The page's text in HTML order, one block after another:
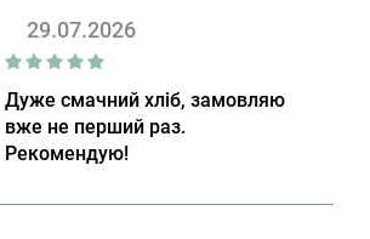
29.07.2026
Дуже смачний хліб, замовляю
вже не перший раз.
Рекомендую!